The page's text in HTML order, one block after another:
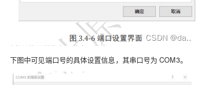
下图中可见端口号的具体设置信息，其串口号为 COM3。